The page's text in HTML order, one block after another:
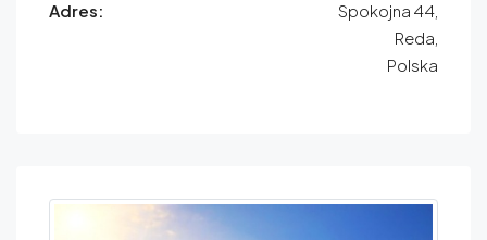
Adres:
Spokojna 44,
Reda,
Polska